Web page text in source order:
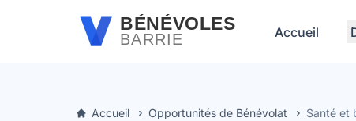
Passer au contenu principalBÉNÉVOLES
BARRIE Accueil
Accueil Opportunités de Bénévolat Santé et